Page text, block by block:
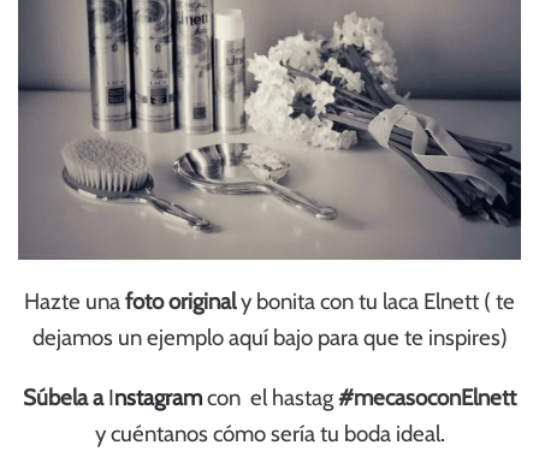
Hazte unafoto originaly bonita con tu laca Elnett ( te
dejamos un ejemplo aquí bajo para que te inspires)
Súbela aInstagramcon el hastag#mecasoconElnett
y cuéntanos cómo sería tu boda ideal.